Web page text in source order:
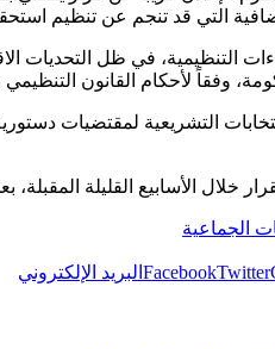
التي قد تنجم عن تنظيم
في ظل التحديات
القانون التنظيمي رقم 59.11، خاصة المادة
خلال الأسابيع القليلة
الجماعية
FacebookTwitter
البريد الإلكتروني